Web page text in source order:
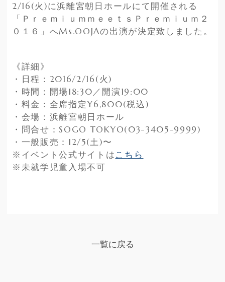
2/16(火)に浜離宮朝日ホールにて開催される
「Ｐｒｅｍｉｕｍ ｍｅｅｔｓ Ｐｒｅｍｉｕｍ ２
０１６」へMs.OOJAの出演が決定致しました。
《詳細》
・日程：2016/2/16(火)
・時間：開場18:30／開演19:00
・料金：全席指定¥6,800(税込)
・会場：浜離宮朝日ホール
・問合せ：SOGO TOKYO(03-3405-9999)
・一般販売：12/5(土)〜
※イベント公式サイトはこちら
※未就学児童入場不可
一覧に戻る